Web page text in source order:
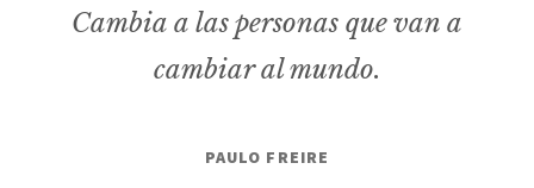
Cambia a las personas que van a
cambiar al mundo.
PAULO FREIRE